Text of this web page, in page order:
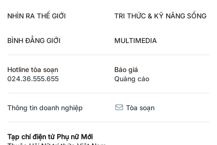
NHÌN RA THẾ GIỚI TRI THỨC & KỸ NĂNG SỐNG
BÌNH ĐẲNG GIỚI MULTIMEDIA
Hotline tòa soạn
024.36.555.655
Báo giá
Quảng cáo
Thông tin doanh nghiệp Tòa soạn
Tạp chí điện tử Phụ nữ Mới